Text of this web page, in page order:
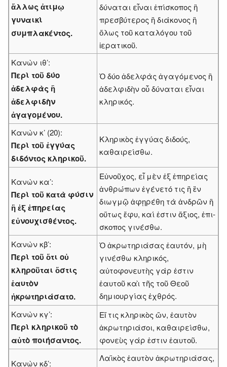
ἄλλως ἀτιμῳ
γυναικὶ
συμπλακέντος.
δύναται εἶναι ἐπίσκοπος ἢ
πρεσβύτερος ἢ διά­κονος ἢ
ὅλως τοῦ καταλόγου τοῦ
ἱερατικοῦ.
Κανὼν ιθ’:
Περὶ τοῦ δύο
ἀδελφὰς ἢ
ἀδελφιδὴν
ἀγαγομένου.
Ὁ δύο ἀδελφὰς ἀγαγόμενος ἢ
ἀδελφιδὴν οὗ δύναται εἶναι
κληρικός.
Κανὼν κ’ (20):
Περὶ τοῦ ἐγγύας
διδόντος κληρικοῦ.
Κληρικὸς ἐγγύας διδούς,
καθαιρείσθω.
Κανὼν κα’:
Περὶ τοῦ κατὰ φύσιν
ἢ ἐξ ἐπηρείας
εὐνουχισθέντος.
Εὐνοῦχος, εἶ μὲν ἐξ ἐπηρείας
ἀνθρώπων ἐγένετό τις ἢ ἒν
διωγμῷ ἀφῃρέθη τὰ ἀνδρῶν ἢ
οὕτως ἔφυ, καί ἐστιν ἄξιος, ἐπι­
σκοπος γινέσθω.
Κανὼν κβ’:
Περὶ τοῦ ὅτι οὐ
κληροῦται ὅστις
ἑαυτὸν
ἠκρωτηριάσατο.
Ὁ ἀκρωτηριάσας ἑαυτόν, μὴ
γινέσθω κληρικός,
αὐτοφονευτὴς γάρ ἐστιν
ἑαυτοῦ καὶ τῆς τοῦ Θεοῦ
δημιουργίας ἐχθρός.
Κανὼν κγ’:
Περὶ κληρικοῦ τὸ
αὐτὸ ποιήσαντος.
Εἴ τις κληρικὸς ὤν, ἑαυτὸν
ἀκρωτηριάσοι, καθαιρείσθω,
φονεὺς γάρ ἐστιν ἑαυτοῦ.
Κανὼν κδ’:
Λαϊκὸς ἑαυτὸν ἀκρωτηριάσας,